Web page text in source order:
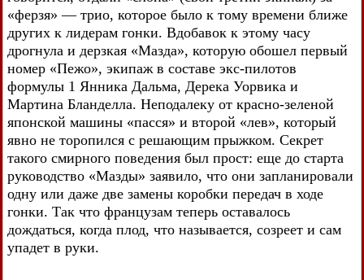
«ферзя» — трио, которое было к тому времени ближе
других к лидерам гонки. Вдобавок к этому часу
дрогнула и дерзкая «Мазда», которую обошел первый
номер «Пежо», экипаж в составе экс-пилотов
формулы 1 Янника Дальма, Дерека Уорвика и
Мартина Бланделла. Неподалеку от красно-зеленой
японской машины «пасся» и второй «лев», который
явно не торопился с решающим прыжком. Секрет
такого смирного поведения был прост: еще до старта
руководство «Мазды» заявило, что они запланировали
одну или даже две замены коробки передач в ходе
гонки. Так что французам теперь оставалось
дождаться, когда плод, что называется, созреет и сам
упадет в руки.